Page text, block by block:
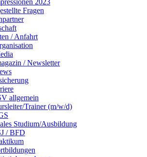
Fragen
/ Anfahrt
/ Newsletter
allgemein
Trainer (m/w/d)
Studium/Ausbildung
/ BFD